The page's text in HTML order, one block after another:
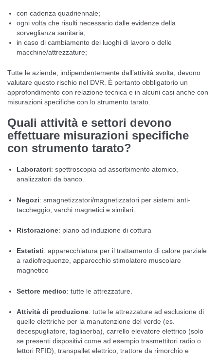
con cadenza quadriennale;
ogni volta che risulti necessario dalle evidenze della
sorveglianza sanitaria;
in caso di cambiamento dei luoghi di lavoro o delle
macchine/attrezzature;
Tutte le aziende, indipendentemente dall’attività svolta, devono
valutare questo rischio nel DVR. È pertanto obbligatorio un
approfondimento con relazione tecnica e in alcuni casi anche con
misurazioni specifiche con lo strumento tarato.
Quali attività e settori devono
effettuare misurazioni specifiche
con strumento tarato?
Laboratori: spettroscopia ad assorbimento atomico,
analizzatori da banco.
Negozi: smagnetizzatori/magnetizzatori per sistemi anti-
taccheggio, varchi magnetici e similari.
Ristorazione: piano ad induzione di cottura
Estetisti: apparecchiatura per il trattamento di calore parziale
a radiofrequenze, apparecchio stimolatore muscolare
magnetico
Settore medico: tutte le attrezzature.
Attività di produzione: tutte le attrezzature ad esclusione di
quelle elettriche per la manutenzione del verde (es.
decespugliatore, tagliaerba), carrello elevatore elettrico (solo
se presenti dispositivi come ad esempio trasmettitori radio o
lettori RFID), transpallet elettrico, trattore da rimorchio e